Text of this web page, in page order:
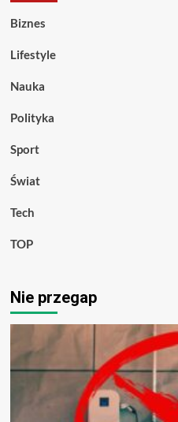
Biznes
Lifestyle
Nauka
Polityka
Sport
Świat
Tech
TOP
Nie przegap